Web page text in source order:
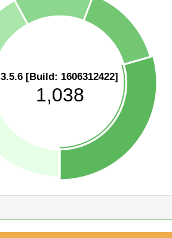
3.5.6 [Build: 1606312422]
1,038